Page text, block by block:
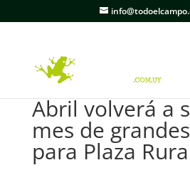
Abril volverá a
mes de
para Plaza